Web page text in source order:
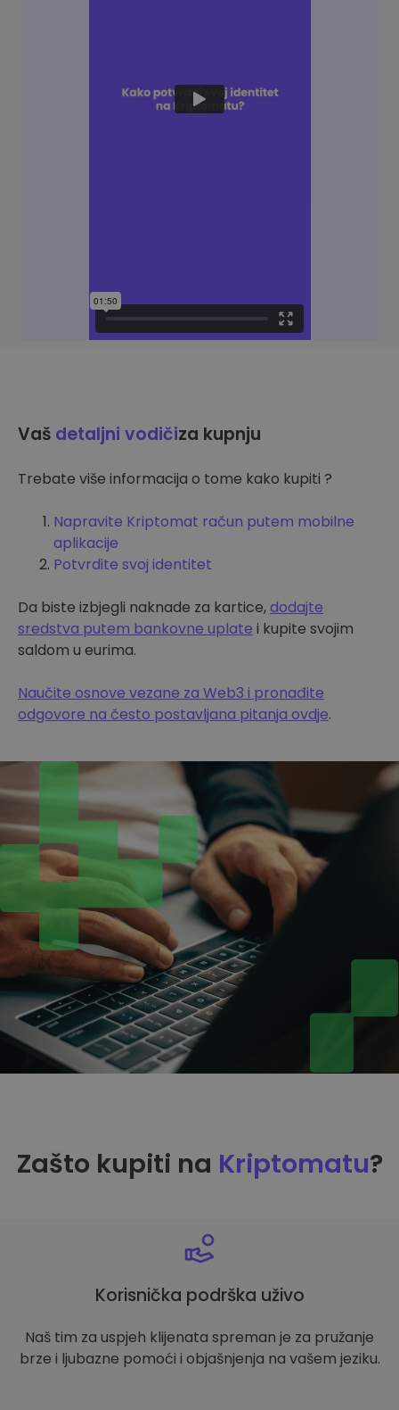
Vaš detaljni vodičiza kupnju
Trebate više informacija o tome kako kupiti ?
Napravite Kriptomat račun putem mobilne
aplikacije
Potvrdite svoj identitet
Da biste izbjegli naknade za kartice,dodajte
sredstva putem bankovne uplate i kupite svojim
saldom u eurima.
Naučite osnove vezane za Web3 i pronađite
odgovore na često postavljana pitanja ovdje.
Zašto kupiti na Kriptomatu?
Korisnička podrška uživo
Naš tim za uspjeh klijenata spreman je za pružanje
brze i ljubazne pomoći i objašnjenja na vašem jeziku.